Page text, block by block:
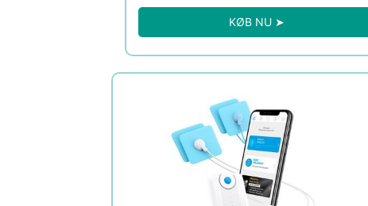
KØB NU ➤